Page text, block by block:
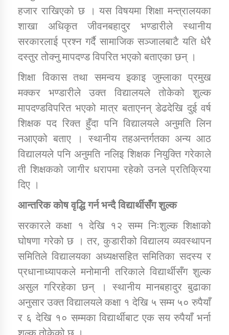
हजार राखिएको छ । यस विषयमा शिक्षा मन्त्रालयका
शाखा अधिकृत जीवनबहादुर भण्डारीले स्थानीय
सरकारलाई प्रश्न गर्दै सामाजिक सञ्जालबाटै यति धेरै
दस्तुर तोक्नु मापदण्ड विपरित भएको बताएका छन् ।
शिक्षा विकास तथा समन्वय इकाइ जुम्लाका प्रमुख
मक्कर भण्डारीले उक्त विद्यालयले तोकेको शुल्क
मापदण्डविपरित भएको मात्र बताएनन् डेढदेखि दुई वर्ष
शिक्षक पद रिक्त हुँदा पनि विद्यालयले अनुमति लिन
नआएको बताए । स्थानीय तहअन्तर्गतका अन्य आठ
विद्यालयले पनि अनुमति नलिइ शिक्षक नियुक्ति गरेकाले
ती शिक्षकको जागीर धरापमा रहेको उनले प्रतिक्रिया
दिए ।
आन्तरिक कोष वृद्धि गर्न भन्दै विद्यार्थीसँग शुल्क
सरकारले कक्षा १ देखि १२ सम्म निःशुल्क शिक्षाको
घोषणा गरेको छ । तर, कुडारीको विद्यालय व्यवस्थापन
समितिले विद्यालयका अध्यक्षसहित समितिका सदस्य र
प्रधानाध्यापकले मनोमानी तरिकाले विद्यार्थीसँग शुल्क
असुल गरिरहेका छन् । स्थानीय मानबहादुर बुढाका
अनुसार उक्त विद्यालयले कक्षा १ देखि ५ सम्म ५० रुपैयाँ
र ६ देखि १० सम्मका विद्यार्थीबाट एक सय रुपैयाँ भर्ना